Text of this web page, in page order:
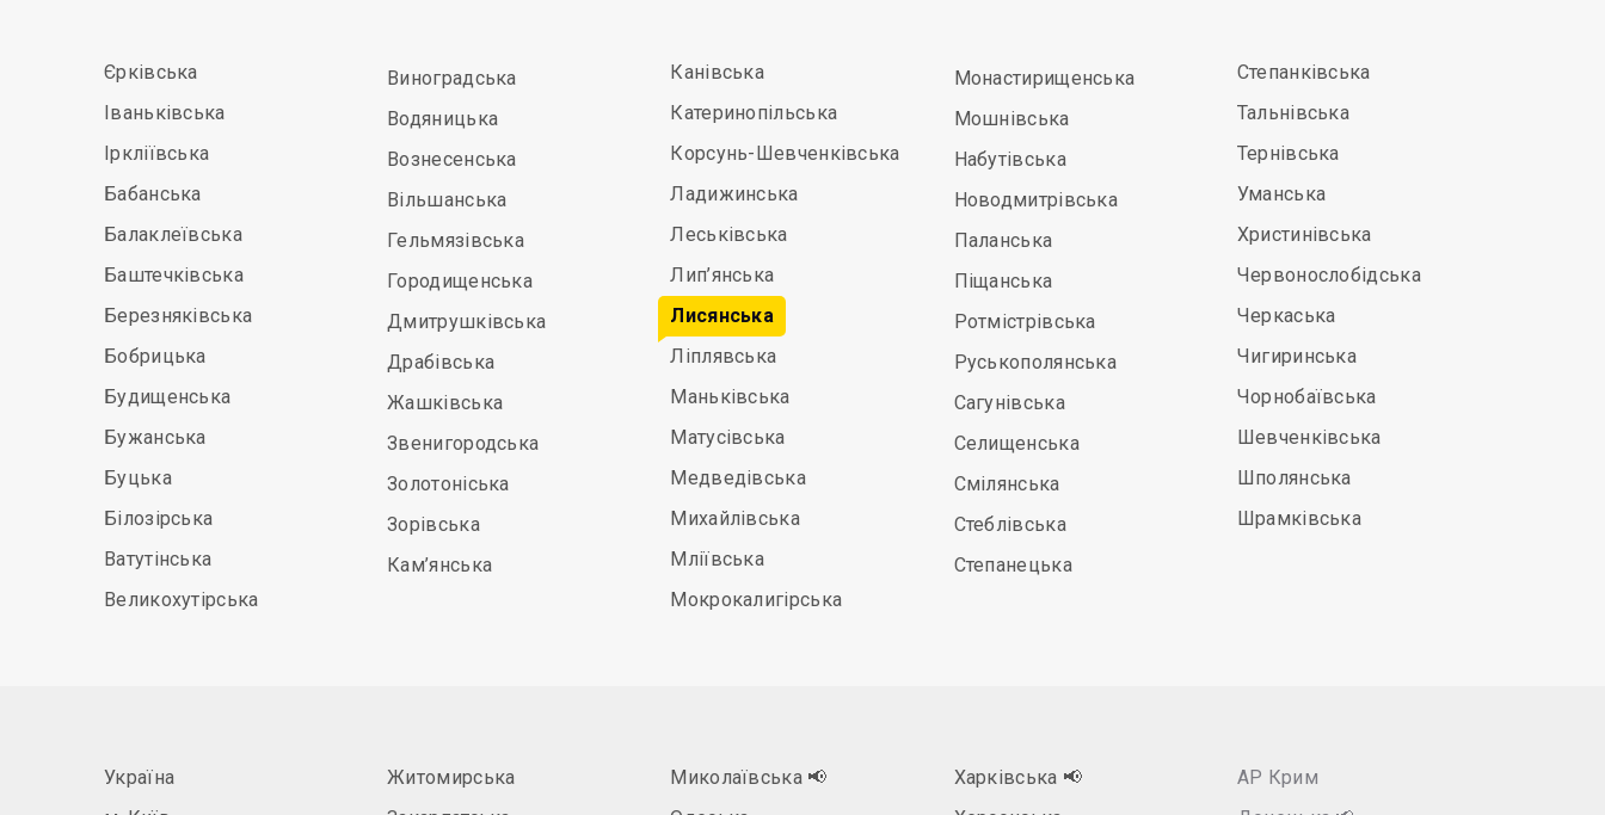
Єрківська
Іваньківська
Іркліївська
Бабанська
Балаклеївська
Баштечківська
Березняківська
Бобрицька
Будищенська
Бужанська
Буцька
Білозірська
Ватутінська
Великохутірська
Виноградська
Водяницька
Вознесенська
Вільшанська
Гельмязівська
Городищенська
Дмитрушківська
Драбівська
Жашківська
Звенигородська
Золотоніська
Зорівська
Кам’янська
Канівська
Катеринопільська
Корсунь-Шевченківська
Ладижинська
Леськівська
Лип’янська
Лисянська
Ліплявська
Маньківська
Матусівська
Медведівська
Михайлівська
Мліївська
Мокрокалигірська
Монастирищенська
Мошнівська
Набутівська
Новодмитрівська
Паланська
Піщанська
Ротмістрівська
Руськополянська
Сагунівська
Селищенська
Смілянська
Стеблівська
Степанецька
Степанківська
Тальнівська
Тернівська
Уманська
Христинівська
Червонослобідська
Черкаська
Чигиринська
Чорнобаївська
Шевченківська
Шполянська
Шрамківська
Україна
Житомирська
Миколаївська 📢
Харківська 📢
АР Крим